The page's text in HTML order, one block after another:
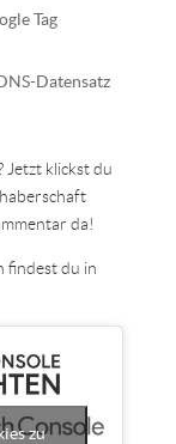
Tag
Datensatz
Jetzt klickst du
da!
findest du in
zu